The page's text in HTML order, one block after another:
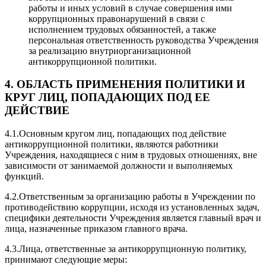
работы и иных условий в случае совершения ими
коррупционных правонарушений в связи с
исполнением трудовых обязанностей, а также
персональная ответственность руководства Учреждения
за реализацию внутриорганизационной
антикоррупционной политики.
4. ОБЛАСТЬ ПРИМЕНЕНИЯ ПОЛИТИКИ И
КРУГ ЛИЦ, ПОПАДАЮЩИХ ПОД ЕЕ
ДЕЙСТВИЕ
4.1.Основным кругом лиц, попадающих под действие
антикоррупционной политики, являются работники
Учреждения, находящиеся с ним в трудовых отношениях, вне
зависимости от занимаемой должности и выполняемых
функций.
4.2.Ответственным за организацию работы в Учреждении по
противодействию коррупции, исходя из установленных задач,
специфики деятельности Учреждения является главный врач и
лица, назначенные приказом главного врача.
4.3.Лица, ответственные за антикоррупционную политику,
принимают следующие меры: